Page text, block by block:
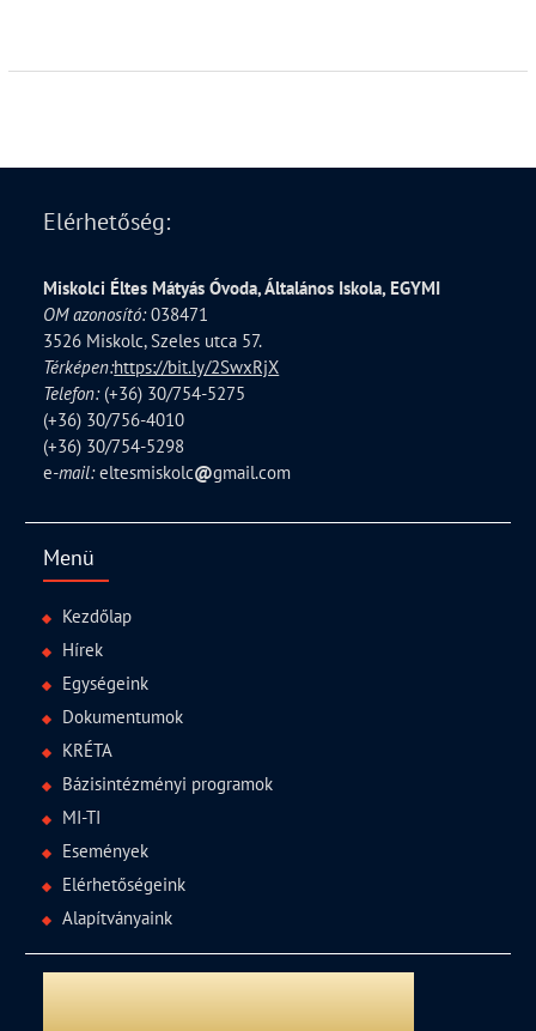
Elérhetőség:
Miskolci Éltes Mátyás Óvoda, Általános Iskola, EGYMI
OM azonosító:038471
3526 Miskolc, Szeles utca 57.
Térképen:https://bit.ly/2SwxRjX
Telefon:(+36) 30/754-5275
(+36) 30/756-4010
(+36) 30/754-5298
e-mail:eltesmiskolc@gmail.com
Menü
Kezdőlap
Hírek
Egységeink
Dokumentumok
KRÉTA
Bázisintézményi programok
MI-TI
Események
Elérhetőségeink
Alapítványaink